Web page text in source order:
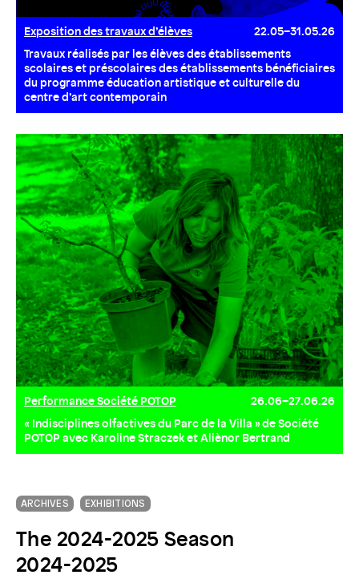
Exposition des travaux d’élèves
22.05–31.05.26
Travaux réalisés par les élèves des établissements
scolaires et préscolaires des établissements bénéficiaires
du programme éducation artistique et culturelle du
centre d’art contemporain
Performance Société POTOP
26.06–27.06.26
« Indisciplines olfactives du Parc de la Villa » de Société
POTOP avec Karoline Straczek et Aliènor Bertrand
ARCHIVES EXHIBITIONS
The 2024-2025 Season
2024-2025